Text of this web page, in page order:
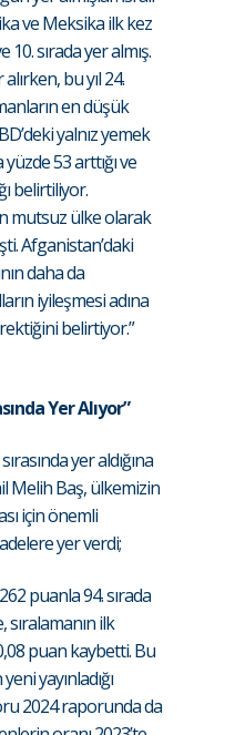
ve Meksika ilk kez
10. sırada yer almış.
bu yıl 24.
en düşük
yalnız yemek
53 arttığı ve
belirtiliyor.
mutsuz ülke olarak
Afganistan’daki
daha da
iyileşmesi adına
belirtiyor.”
Yer Alıyor”
yer aldığına
Melih Baş, ülkemizin
için önemli
yer verdi;
puanla 94. sırada
ilk
puan kaybetti. Bu
yayınladığı
2024 raporunda da